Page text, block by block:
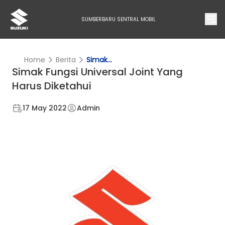
SUMBERBARU SENTRAL MOBIL
Home Berita Simak...
Simak Fungsi Universal Joint Yang
Harus Diketahui
17 May 2022 Admin